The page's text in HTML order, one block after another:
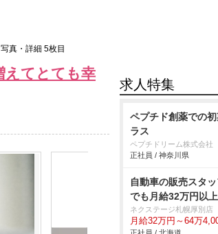
真・詳細 5枚目
えてとても幸
求人特集
ペプチド創薬での
ラス
ペプチドリーム株式会社
正社員 / 神奈川県
自動車の販売スタ
でも月給32万円以
ネクステージ札幌厚別店
月給32万円～64万